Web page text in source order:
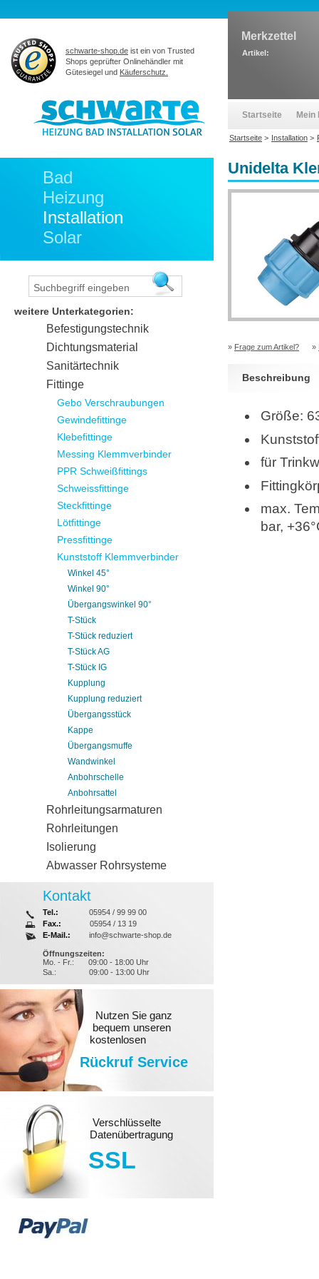
Unidelta
» Frage zum Artikel? »
Beschreibung
Größe:
für
max.
bar,
Bad
Heizung
Installation
Solar
weitere Unterkategorien:
Befestigungstechnik
Dichtungsmaterial
Sanitärtechnik
Fittinge
Gebo Verschraubungen
Gewindefittinge
Klebefittinge
Messing Klemmverbinder
PPR Schweißfittings
Schweissfittinge
Steckfittinge
Lötfittinge
Pressfittinge
Kunststoff Klemmverbinder
Winkel 45°
Winkel 90°
Übergangswinkel 90°
T-Stück
T-Stück reduziert
T-Stück AG
T-Stück IG
Kupplung
Kupplung reduziert
Übergangsstück
Kappe
Übergangsmuffe
Wandwinkel
Anbohrschelle
Anbohrsattel
Rohrleitungsarmaturen
Rohrleitungen
Isolierung
Abwasser Rohrsysteme
Kontakt
Tel.:
05954 / 99 99 00
Fax.:
05954 / 13 19
E-Mail.:
info@schwarte-shop.de
Öffnungszeiten:
Mo. - Fr.:
09:00 - 18:00 Uhr
Sa.:
09:00 - 13:00 Uhr
Nutzen Sie ganz
bequem unseren
kostenlosen
Rückruf Service
Verschlüsselte
Datenübertragung
SSL
schwarte-shop.de ist ein von Trusted
Shops geprüfter Onlinehändler mit
Gütesiegel und Käuferschutz.
Merkzettel
Artikel:
Startseite Mein
Startseite > Installation >